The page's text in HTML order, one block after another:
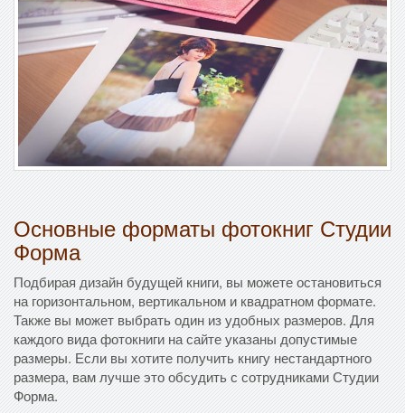
Основные форматы фотокниг Студии
Форма
Подбирая дизайн будущей книги, вы можете остановиться
на горизонтальном, вертикальном и квадратном формате.
Также вы может выбрать один из удобных размеров. Для
каждого вида фотокниги на сайте указаны допустимые
размеры. Если вы хотите получить книгу нестандартного
размера, вам лучше это обсудить с сотрудниками Студии
Форма.